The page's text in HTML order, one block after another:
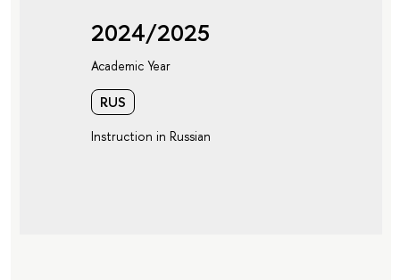
2024/2025
Academic Year
RUS
Instruction in Russian